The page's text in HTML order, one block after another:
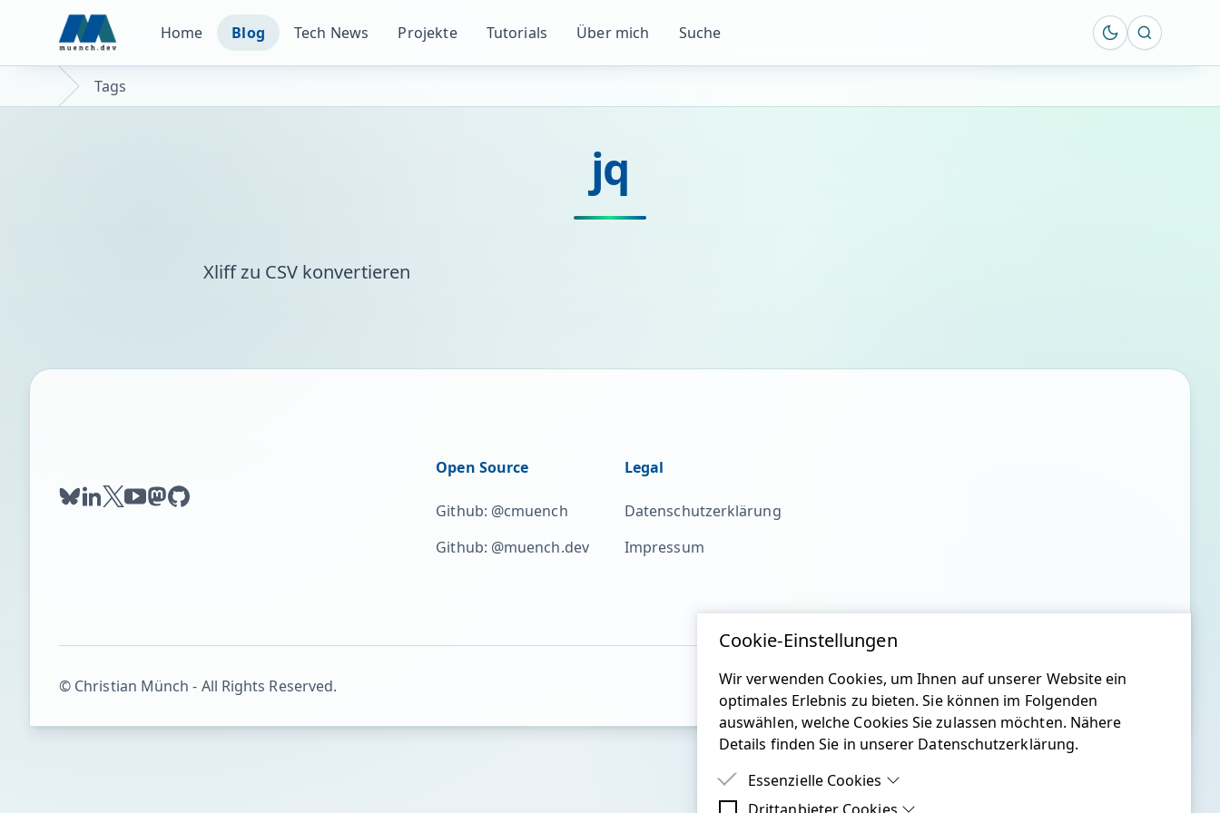
Home Blog Tech News Projekte Tutorials Über mich Suche Suche
Tags
jq
Xliff zu CSV konvertieren
Cookie-Einstellungen
Wir verwenden Cookies, um Ihnen auf unserer Website ein
optimales Erlebnis zu bieten. Sie können im Folgenden
auswählen, welche Cookies Sie zulassen möchten. Nähere
Details finden Sie in unserer Datenschutzerklärung.
Essenzielle Cookies
bluesky
linkedin
twitter
youtube
mastodon
github
Open Source
Github: @cmuench
Github: @muench.dev
Legal
Datenschutzerklärung
Impressum
© Christian Münch - All Rights Reserved.